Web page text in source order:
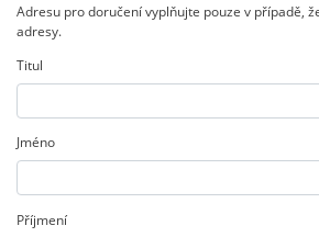
Adresu pro doručení vyplňujte pouze v případě,
adresy.
Titul
Jméno
Příjmení